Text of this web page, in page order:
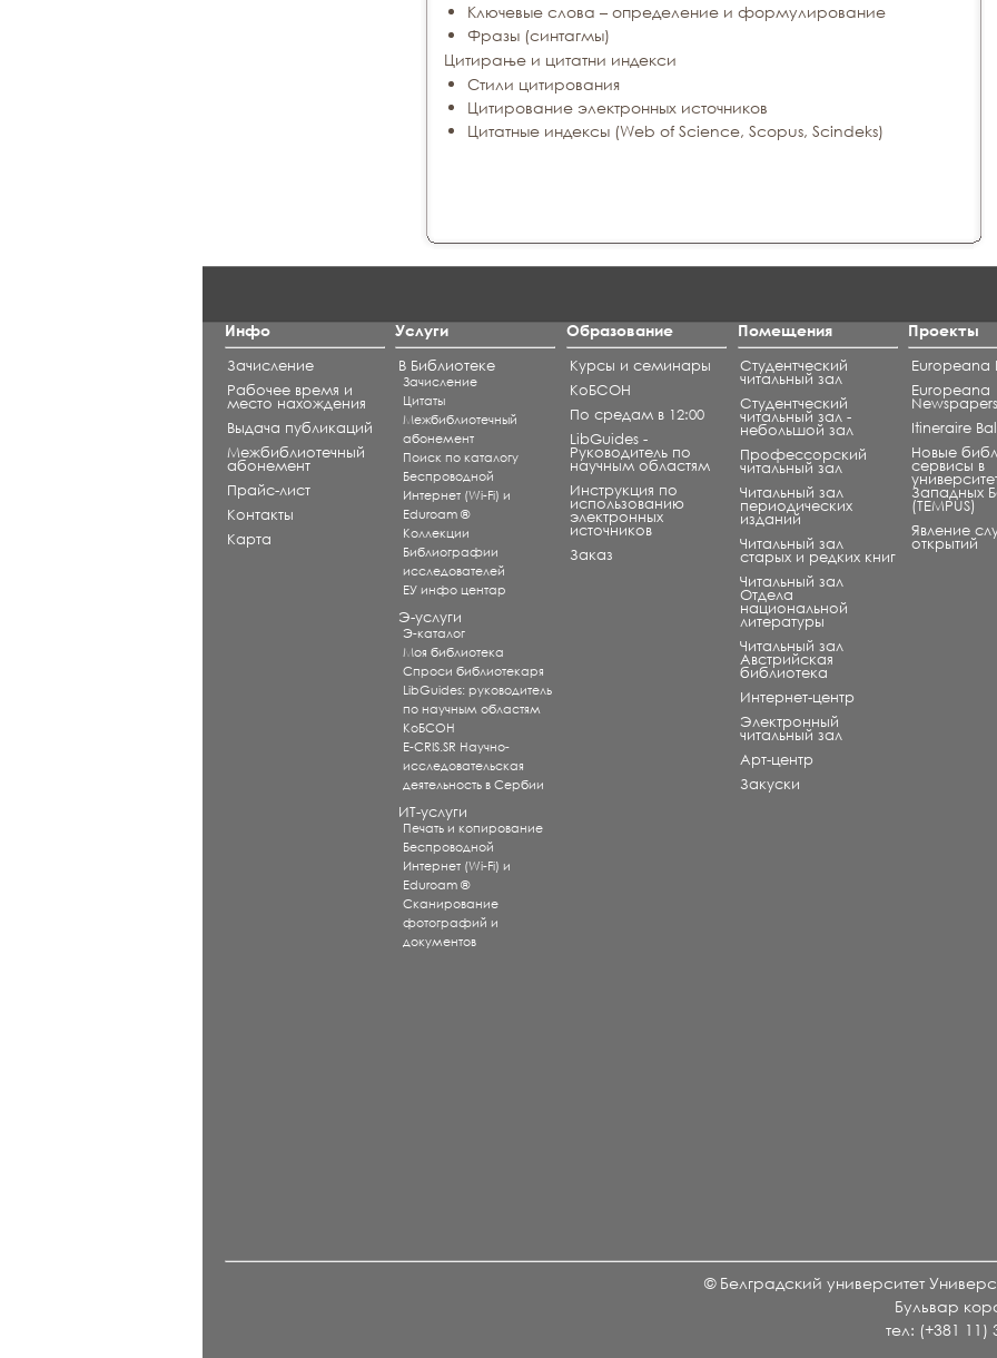
Ключевые слова – определение и формулирование
Фразы (синтагмы)
Цитирање и цитатни индекси
Стили цитирования
Цитирование электронных источников
Цитатные индексы (Web of Science, Scopus, Scindeks)
Инфо
Зачисление
Рабочее время и
место нахождения
Выдача публикаций
Межбиблиотечный
абонемент
Прайс-лист
Контакты
Карта
Услуги
В Библиотеке
Зачисление
Цитаты
Межбиблиотечный
абонемент
Поиск по каталогу
Беспроводной
Интернет (Wi-Fi) и
Eduroam ®
Коллекции
Библиографии
исследователей
ЕУ инфо центар
Э-услуги
Э-каталог
Моя библиотека
Спроси библиотекаря
LibGuides: руководитель
по научным областям
КоБСОН
E-CRIS.SR Научно-
исследовательская
деятельность в Сербии
ИТ-услуги
Печать и копирование
Беспроводной
Интернет (Wi-Fi) и
Eduroam ®
Сканирование
фотографий и
документов
Образование
Курсы и семинары
КоБСОН
По средам в 12:00
LibGuides -
Руководитель по
научным областям
Инструкция по
использованию
электронных
источников
Заказ
Помещения
Студентческий
читальный зал
Студентческий
читальный зал -
небольшой зал
Профессорский
читальный зал
Читальный зал
периодических
изданий
Читальный зал
старых и редких книг
Читальный зал
Отдела
национальной
литературы
Читальный зал
Aвстрийская
библиотека
Интернет-центр
Электронный
читальный зал
Арт-центр
Закуски
Проекты
Europeana
Europeana
Newspapers
Itineraire
Новые
сервисы в
Западных
(TEMPUS)
Явление
открытий
© Белградский университет
Бульвар
тел: (+381